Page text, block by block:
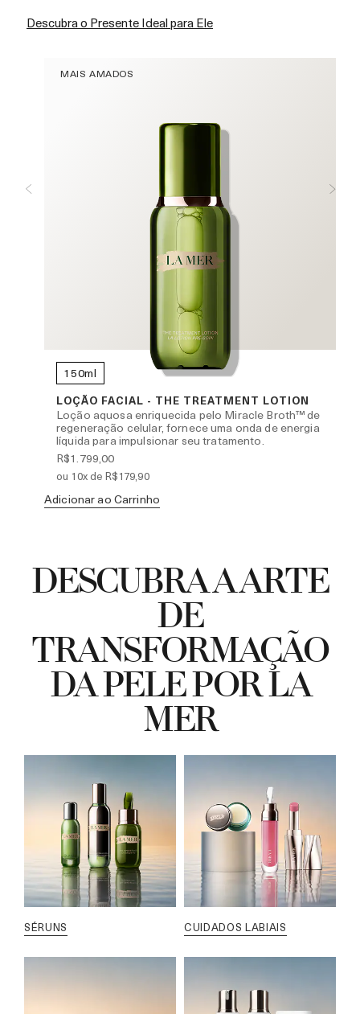
Descubra o Presente Ideal para Ele
MAIS AMADOS
150ml
LOÇÃO FACIAL - THE TREATMENT LOTION
Loção aquosa enriquecida pelo Miracle Broth™ de
regeneração celular, fornece uma onda de energia
líquida para impulsionar seu tratamento.
R$1.799,00
ou 10x de R$179,90
Adicionar ao Carrinho
DESCUBRA A ARTE
DE
TRANSFORMAÇÃO
DA PELE POR LA
MER
SÉRUNS CUIDADOS LABIAIS